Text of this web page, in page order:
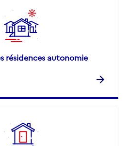
résidences autonomie